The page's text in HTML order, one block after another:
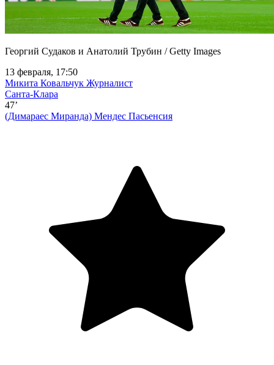
Георгий Судаков и Анатолий Трубин / Getty Images
13 февраля, 17:50
Микита Ковальчук Журналист
Санта-Клара
47’
(Димараес Миранда) Мендес Пасьенсия